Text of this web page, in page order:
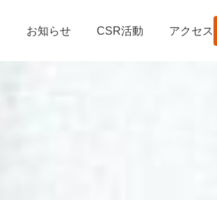
お知らせ CSR活動 アクセス